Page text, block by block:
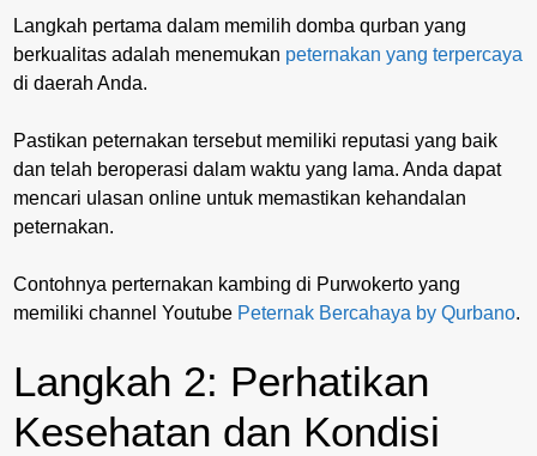
Langkah pertama dalam memilih domba qurban yang
berkualitas adalah menemukan peternakan yang terpercaya
di daerah Anda.
Pastikan peternakan tersebut memiliki reputasi yang baik
dan telah beroperasi dalam waktu yang lama. Anda dapat
mencari ulasan online untuk memastikan kehandalan
peternakan.
Contohnya perternakan kambing di Purwokerto yang
memiliki channel Youtube Peternak Bercahaya by Qurbano.
Langkah 2: Perhatikan
Kesehatan dan Kondisi